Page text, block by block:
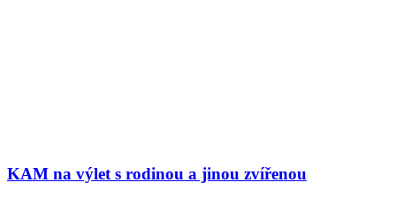
KAM na výlet s rodinou a jinou zvířenou